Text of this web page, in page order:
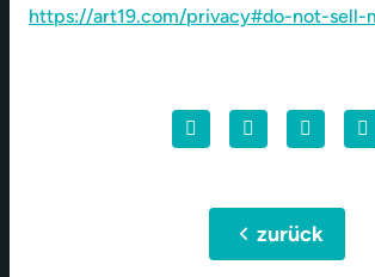
https://art19.com/privacy#do-not-sell-
chevron_leftzurück